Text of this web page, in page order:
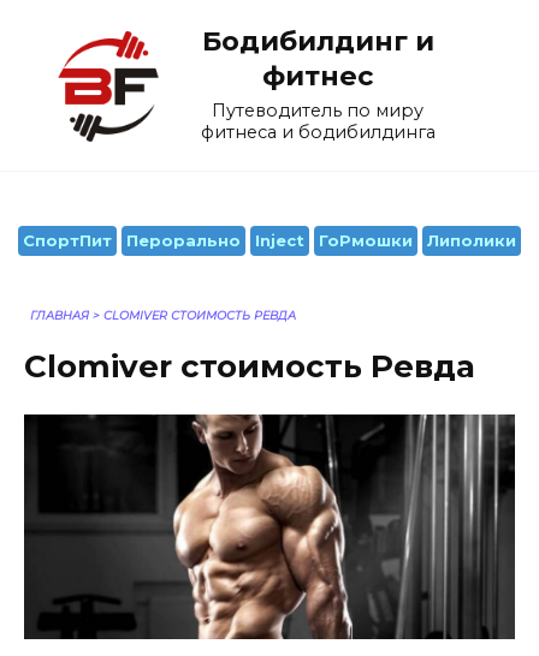
содержанию
Бодибилдинг и
фитнес
Путеводитель по миру
фитнеса и бодибилдинга
СпортПит Перорально Inject ГоРмошки Липолики
ГЛАВНАЯ > CLOMIVER СТОИМОСТЬ РЕВДА
Clomiver стоимость Ревда